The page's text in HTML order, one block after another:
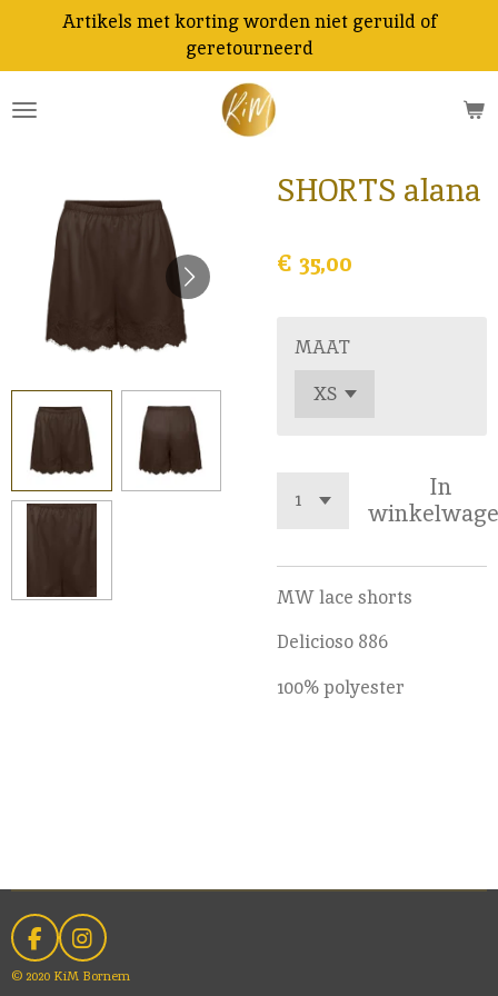
naar
de
Artikels met korting worden niet geruild of
geretourneerd
SHORTS alana
€ 35,00
MAAT
In
MW lace shorts
Delicioso 886
100% polyester
F
a
I
n
© 2020 KiM Bornem